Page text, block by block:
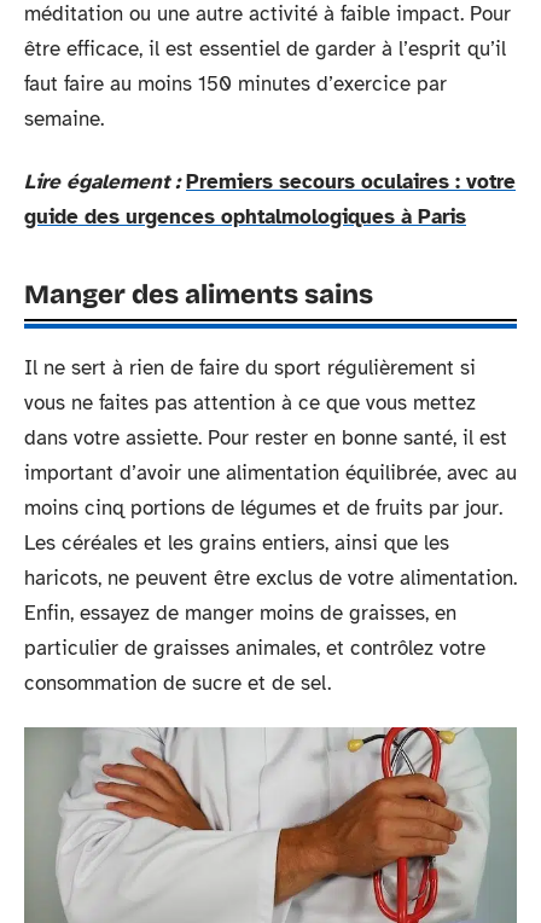
méditation ou une autre activité à faible impact. Pour
être efficace, il est essentiel de garder à l’esprit qu’il
faut faire au moins 150 minutes d’exercice par
semaine.
Lire également : Premiers secours oculaires : votre
guide des urgences ophtalmologiques à Paris
Manger des aliments sains
Il ne sert à rien de faire du sport régulièrement si
vous ne faites pas attention à ce que vous mettez
dans votre assiette. Pour rester en bonne santé, il est
important d’avoir une alimentation équilibrée, avec au
moins cinq portions de légumes et de fruits par jour.
Les céréales et les grains entiers, ainsi que les
haricots, ne peuvent être exclus de votre alimentation.
Enfin, essayez de manger moins de graisses, en
particulier de graisses animales, et contrôlez votre
consommation de sucre et de sel.